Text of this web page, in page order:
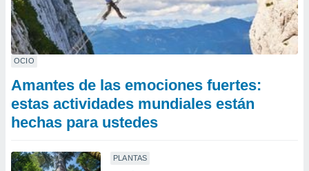
OCIO
Amantes de las emociones fuertes:
estas actividades mundiales están
hechas para ustedes
PLANTAS